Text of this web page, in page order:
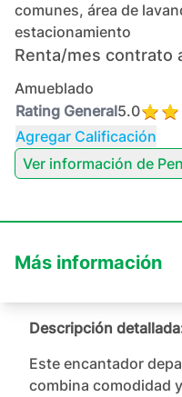
comunes, área de
estacionamiento
Renta/mes contrato
Amueblado
Rating General5.0
Agregar Calificación
Ver información de
Más información
Descripción
Este encantador
combina comodidad